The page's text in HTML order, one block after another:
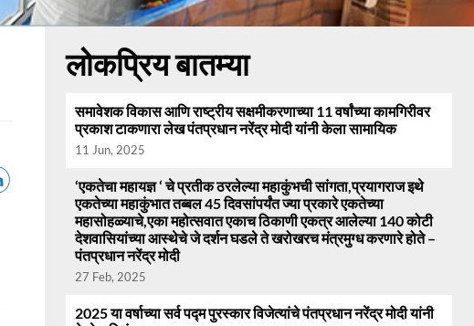
लोकप्रिय बातम्या
समावेशक विकास आणि राष्ट्रीय सक्षमीकरणाच्या 11 वर्षांच्या कामगिरीवर
प्रकाश टाकणारा लेख पंतप्रधान नरेंद्र मोदी यांनी केला सामायिक
11 Jun, 2025
‘एकतेचा महायज्ञ ‘ चे प्रतीक ठरलेल्या महाकुंभची सांगता,प्रयागराज इथे
एकतेच्या महाकुंभात तब्बल 45 दिवसांपर्यंत ज्या प्रकारे एकतेच्या
महासोहळ्याचे,एका महोत्सवात एकाच ठिकाणी एकत्र आलेल्या 140 कोटी
देशवासियांच्या आस्थेचे जे दर्शन घडले ते खरोखरच मंत्रमुग्ध करणारे होते –
पंतप्रधान नरेंद्र मोदी
27 Feb, 2025
2025 या वर्षाच्या सर्व पद्म पुरस्कार विजेत्यांचे पंतप्रधान नरेंद्र मोदी यांनी